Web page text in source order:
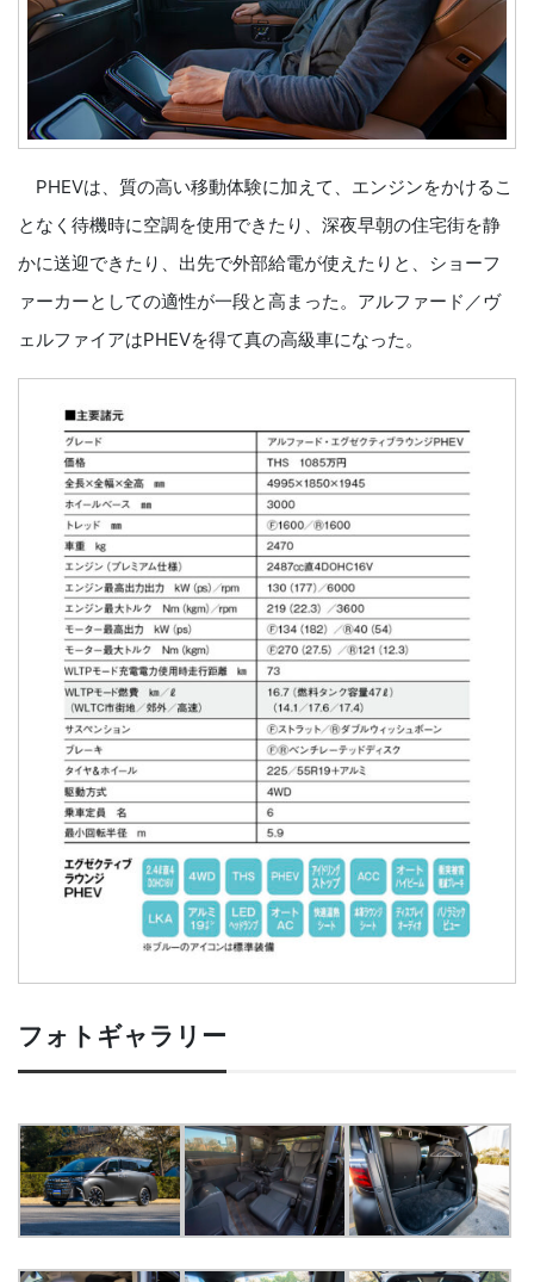
PHEVは、質の高い移動体験に加えて、エンジンをかけるこ
となく待機時に空調を使用できたり、深夜早朝の住宅街を静
かに送迎できたり、出先で外部給電が使えたりと、ショーフ
ァーカーとしての適性が一段と高まった。アルファード／ヴ
ェルファイアはPHEVを得て真の高級車になった。
フォトギャラリー